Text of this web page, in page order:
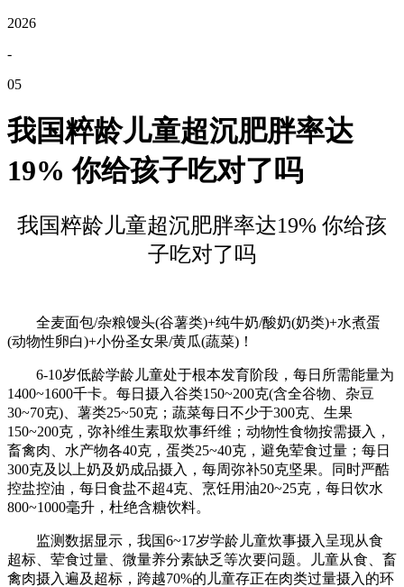
2026
-
05
我国粹龄儿童超沉肥胖率达
19% 你给孩子吃对了吗
我国粹龄儿童超沉肥胖率达19% 你给孩
子吃对了吗
全麦面包/杂粮馒头(谷薯类)+纯牛奶/酸奶(奶类)+水煮蛋
(动物性卵白)+小份圣女果/黄瓜(蔬菜)！
6-10岁低龄学龄儿童处于根本发育阶段，每日所需能量为
1400~1600千卡。每日摄入谷类150~200克(含全谷物、杂豆
30~70克)、薯类25~50克；蔬菜每日不少于300克、生果
150~200克，弥补维生素取炊事纤维；动物性食物按需摄入，
畜禽肉、水产物各40克，蛋类25~40克，避免荤食过量；每日
300克及以上奶及奶成品摄入，每周弥补50克坚果。同时严酷
控盐控油，每日食盐不超4克、烹饪用油20~25克，每日饮水
800~1000毫升，杜绝含糖饮料。
监测数据显示，我国6~17岁学龄儿童炊事摄入呈现从食
超标、荤食过量、微量养分素缺乏等次要问题。儿童从食、畜
禽肉摄入遍及超标，跨越70%的儿童存正在肉类过量摄入的环